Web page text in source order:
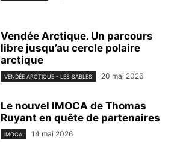
Vendée Arctique. Un parcours
libre jusqu’au cercle polaire
arctique
VENDÉE ARCTIQUE - LES SABLES 20 mai 2026
Le nouvel IMOCA de Thomas
Ruyant en quête de partenaires
IMOCA 14 mai 2026